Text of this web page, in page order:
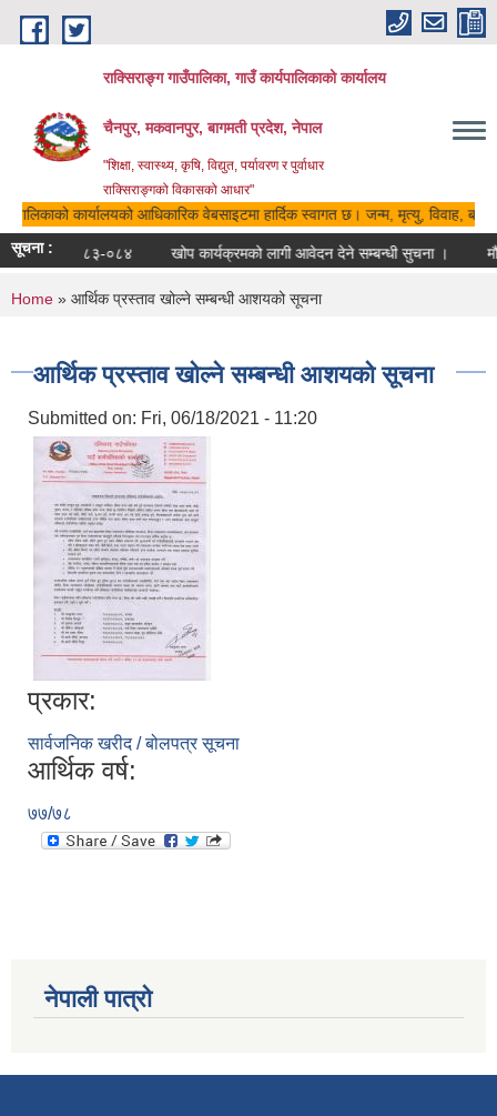
Skip to main content
राक्सिराङ्ग गाउँपालिका, गाउँ कार्यपालिकाको कार्यालय
चैनपुर, मकवानपुर, बागमती प्रदेश, नेपाल
"शिक्षा, स्वास्थ्य, कृषि, विद्युत, पर्यावरण र पुर्वाधार
राक्सिराङ्गको विकासको आधार"
कार्यालयको आधिकारिक वेबसाइटमा हार्दिक स्वागत छ। जन्म, मृत्यु, विवाह,
सूचना :
किताब २०८३-०८४ खोप कार्यक्रमको लागी आवेदन देने सम्बन्धी सुचना ।
You are here
Home » आर्थिक प्रस्ताव खोल्ने सम्बन्धी आशयको सूचना
आर्थिक प्रस्ताव खोल्ने सम्बन्धी आशयको सूचना
Submitted on: Fri, 06/18/2021 - 11:20
प्रकार:
सार्वजनिक खरीद / बोलपत्र सूचना
आर्थिक वर्ष:
७७/७८
नेपाली पात्रो